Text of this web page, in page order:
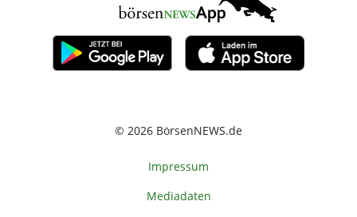
© 2026 BörsenNEWS.de
Impressum
Mediadaten